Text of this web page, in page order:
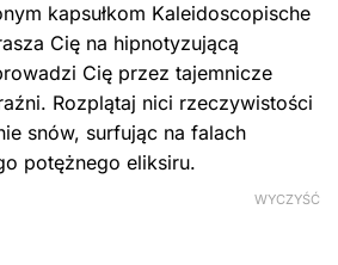
kapsułkom Kaleidoscopische
Cię na hipnotyzującą
Cię przez tajemnicze
Rozplątaj nici rzeczywistości
snów, surfując na falach
potężnego eliksiru.
WYCZYŚĆ